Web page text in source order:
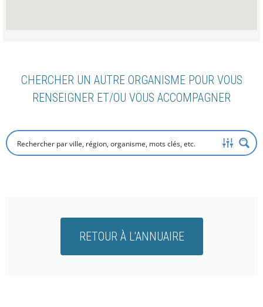
CHERCHER UN AUTRE ORGANISME POUR VOUS
RENSEIGNER ET/OU VOUS ACCOMPAGNER
RETOUR À L'ANNUAIRE